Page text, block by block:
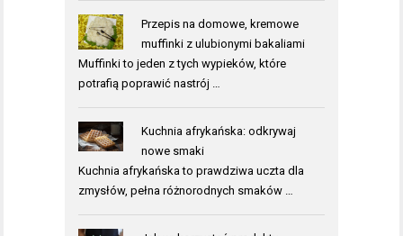
Przepis na domowe, kremowe
muffinki z ulubionymi bakaliami
Muffinki to jeden z tych wypieków, które
potrafią poprawić nastrój …
Kuchnia afrykańska: odkrywaj
nowe smaki
Kuchnia afrykańska to prawdziwa uczta dla
zmysłów, pełna różnorodnych smaków …